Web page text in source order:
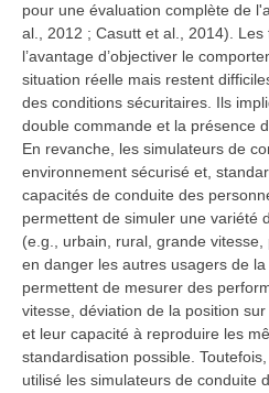
pour une évaluation complète de
al., 2012 ; Casutt et al., 2014).
l’avantage d’objectiver le
situation réelle mais restent
des conditions sécuritaires. Ils
double commande et la présence
En revanche, les simulateurs de
environnement sécurisé et,
capacités de conduite des
permettent de simuler une variété
(e.g., urbain, rural, grande
en danger les autres usagers de
permettent de mesurer des
vitesse, déviation de la position
et leur capacité à reproduire les
standardisation possible. Toutefois,
utilisé les simulateurs de conduite